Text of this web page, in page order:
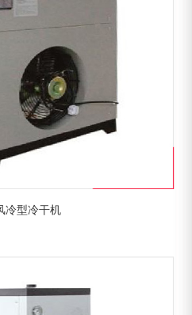
冷型冷干机